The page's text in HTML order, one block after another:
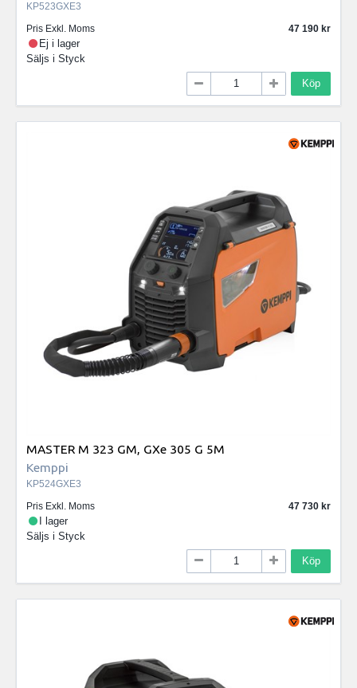
KP523GXE3
Pris Exkl. Moms
47 190
Ej i lager
Säljs i Styck
Köp
MASTER M 323 GM, GXe 305 G 5M
Kemppi
KP524GXE3
Pris Exkl. Moms
47 730
I lager
Säljs i Styck
Köp